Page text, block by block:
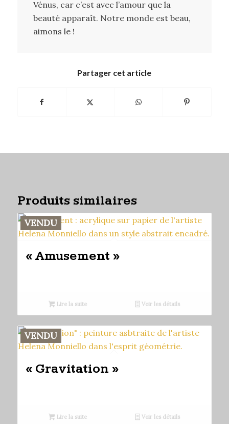
Vénus, car c’est avec l’amour que la
beauté apparaît. Notre monde est beau,
aimons le !
Partager cet article
Produits similaires
VENDU
« Amusement »
Lire la suite Voir les détails
VENDU
« Gravitation »
Lire la suite Voir les détails